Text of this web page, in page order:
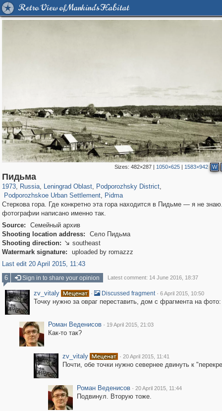
Retro View of Mankind's Habitat
Sizes: 482×287| 1050×625| 1583×942 W
Пидьма
1973, Russia
1,406,725
, Leningrad Oblast
38,965
, Podporozhsky District,
Podporozhskoe Urban Settlement
313 4
, Pidma
84
Стеркова гора. Где конкретно эта гора находится в Пидьме — я не
фотографии написано именно так.
Source:
Семейный архив
Shooting location address:
Село Пидьма
Shooting direction:  southeast
Watermark signature:
uploaded by romazzz
Last edit 20 April 2015, 11:43
6
Sign in to share your opinion Latest comment: 14 June 2016, 18:37
zv_vitaly · Discussed fragment · 6 April 2015, 10:50
Точку нужно за овраг переставить, дом с фрагмента на
Роман Веденисов · 19 April 2015, 21:03
Как-то так?
zv_vitaly · 20 April 2015, 11:41
Почти, обе точки нужно севернее двинуть к
Роман Веденисов · 20 April 2015, 11:44
Подвинул. Вторую тоже.